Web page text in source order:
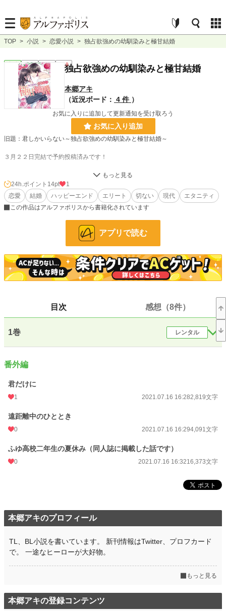
TOP > 小説 > 恋愛小説 > 独占欲強めの幼馴染みと極甘結婚
完結 長編 R18独占欲強めの幼馴染みと極甘結婚
本郷アキ
（近況ボード： 4 件 ）
お気に入りに追加して更新通知を受け取ろう
お気に入り追加
旧題：君しかいらない～独占欲強めの幼馴染みと極甘結婚～
３月２２日完結で予約投稿済みです！
隣に住む、四歳上の純也お兄ちゃんのことが、小さい頃からずっと大好きだっ
た。
小学生の頃から、大人になったから純也お兄ちゃんと結婚するんだ、なんて言っ
けれど、お兄ちゃんが中学生になり、私とは一緒に遊んではくれなくなった。
無視されることが悲しくて堪らなかったけれど、泣きついた母に
そう言われてからは、お兄ちゃんともう話せないことが辛くて、自分からお兄ち
ゃんを避けるようになった。
それなのに。
ずっとずっと大好きだったお兄ちゃんと、高校卒業と同時に結婚！
幸せいっぱいなはずだったのに、そのあと五年間も別居生活が待っていた。
ようやく一緒に暮らせると思っていたら、今度は私の友人と浮気疑惑。
警視庁捜査二課 勤務の二十八歳× 総合病院勤務の看護師 二十三歳
※注意書き載せるの忘れてました↓
エブリスタ、ベリーズカフェにも同タイトルで公開しております。
こちらは大人向けに改稿した作品となりますので、ヒーローのセリフ、性格が違
います。続きが気になる～とベリーズを読んでも違和感があるかもしれません
（汗）
では、楽しんでいただけますように！
恋愛 13,174 位 / 66,400 件
24h.ポイント 14pt
1
恋愛
結婚 ハッピーエンド エリート 切ない 現代
エタニティ
この作品はアルファポリスから書籍化されています
アプリで読む
目次 感想（8件）
1巻 レンタル
番外編
君だけに
1 2021.07.16 16:282,819文字
遠距離中のひととき
0 2021.07.16 16:294,091文字
ふゆ高校二年生の夏休み（同人誌に掲載した話です）
0 2021.07.16 16:3216,373文字
本郷アキのプロフィール
TL、BL小説を書いています。 新刊情報はTwitter、プロフカード
で。 一途なヒーローが大好物。
もっと見る
本郷アキの登録コンテンツ